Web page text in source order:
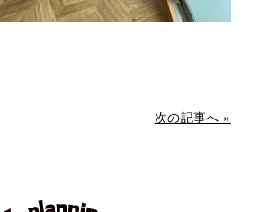
次の記事へ »